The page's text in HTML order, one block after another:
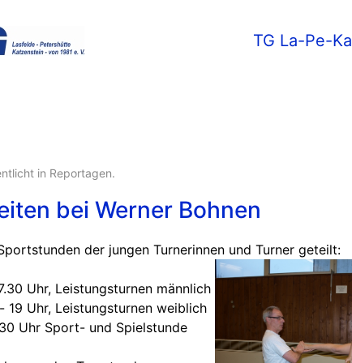
TG La-Pe-Ka
in Reportagen.
bei Werner Bohnen
der jungen Turnerinnen und Turner geteilt:
Uhr, Leistungsturnen männlich
19 Uhr, Leistungsturnen weiblich
Uhr Sport- und Spielstunde